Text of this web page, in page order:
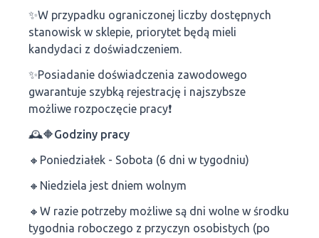
✨️W przypadku ograniczonej liczby dostępnych
stanowisk w sklepie, priorytet będą mieli
kandydaci z doświadczeniem.
✨️Posiadanie doświadczenia zawodowego
gwarantuje szybką rejestrację i najszybsze
możliwe rozpoczęcie pracy❗
🕰🔶Godziny pracy
🔸Poniedziałek - Sobota (6 dni w tygodniu)
🔸Niedziela jest dniem wolnym
🔸W razie potrzeby możliwe są dni wolne w środku
tygodnia roboczego z przyczyn osobistych (po